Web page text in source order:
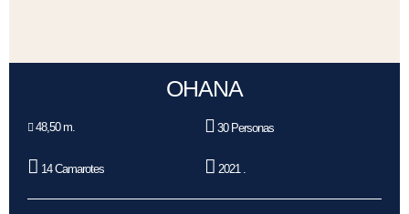
OHANA
48,50 m. 30 Personas
14 Camarotes 2021 .